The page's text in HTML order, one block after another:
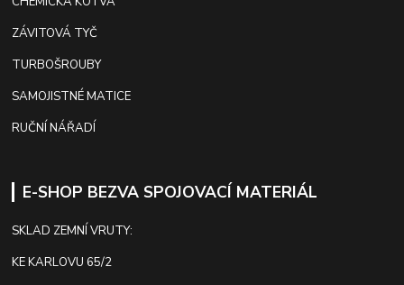
ZÁVITOVÁ TYČ
TURBOŠROUBY
SAMOJISTNÉ MATICE
RUČNÍ NÁŘADÍ
E-SHOP BEZVA SPOJOVACÍ MATERIÁL
SKLAD ZEMNÍ VRUTY:
KE KARLOVU 65/2